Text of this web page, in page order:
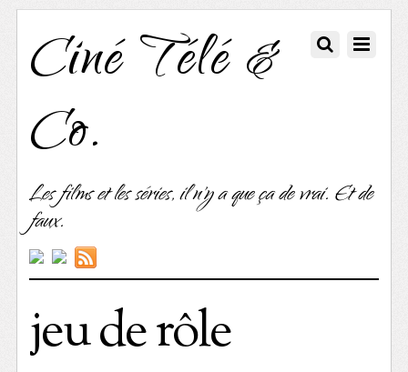
Ciné Télé &
Co.
Les films et les séries, il n'y a que ça de vrai. Et de
faux.
jeu de rôle